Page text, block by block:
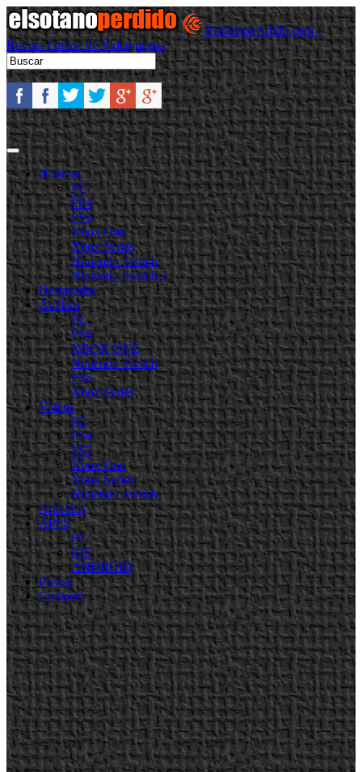
Elsotanoperdido.com -
Revista Online de Videojuegos
Noticias
PC
PS4
PS5
Xbox One
Xbox Series
Nintendo Switch
Nintendo Switch 2
Destacadas
Análisis
PC
PS4
XBOX ONE
Nintendo Switch
PS5
Xbox Series
Videos
PC
PS4
PS5
Xbox One
Xbox Series
Nintendo Switch
Artículos
APPS
PC
iOS
ANDROID
Prensa
Contacto